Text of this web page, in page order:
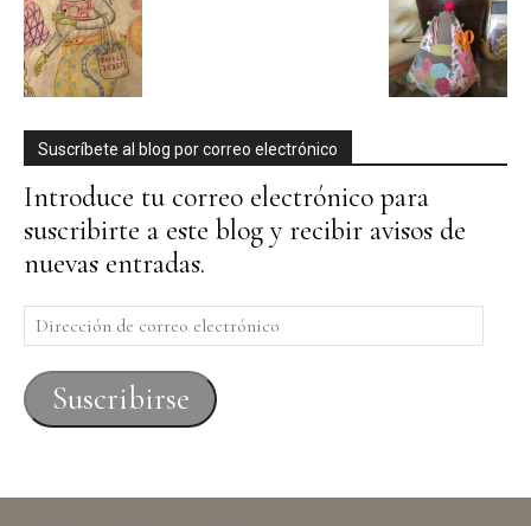
Suscríbete al blog por correo electrónico
Introduce tu correo electrónico para
suscribirte a este blog y recibir avisos de
nuevas entradas.
Dirección
de
correo
electrónico
Suscribirse